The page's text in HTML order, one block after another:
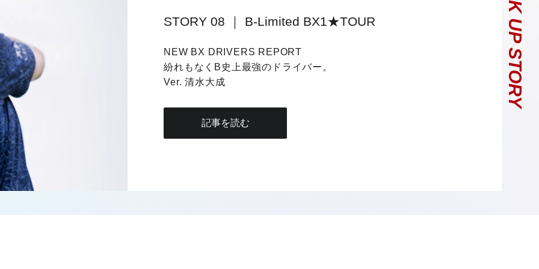
STORY 08 ｜ B-Limited BX1★TOUR
NEW BX DRIVERS REPORT
紛れもなくB史上最強のドライバー。
Ver. 清水大成
記事を読む
PICK UP STORY